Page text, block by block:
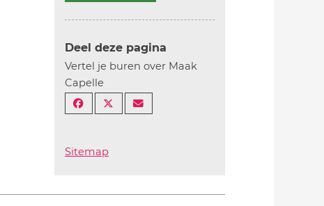
Deel deze pagina
Vertel je buren over Maak
Capelle
Sitemap